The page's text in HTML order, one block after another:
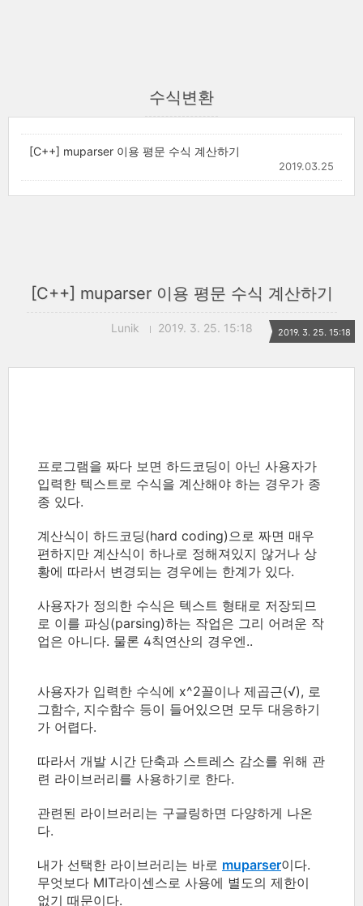
수식변환
[C++] muparser 이용 평문 수식 계산하기
2019.03.25
[C++] muparser 이용 평문 수식 계산하기
Lunik 2019. 3. 25. 15:18 2019. 3. 25. 15:18
프로그램을 짜다 보면 하드코딩이 아닌 사용자가
입력한 텍스트로 수식을 계산해야 하는 경우가 종
종 있다.
계산식이 하드코딩(hard coding)으로 짜면 매우
편하지만 계산식이 하나로 정해져있지 않거나 상
황에 따라서 변경되는 경우에는 한계가 있다.
사용자가 정의한 수식은 텍스트 형태로 저장되므
로 이를 파싱(parsing)하는 작업은 그리 어려운 작
업은 아니다. 물론 4칙연산의 경우엔..
사용자가 입력한 수식에 x^2꼴이나 제곱근(√), 로
그함수, 지수함수 등이 들어있으면 모두 대응하기
가 어렵다.
따라서 개발 시간 단축과 스트레스 감소를 위해 관
련 라이브러리를 사용하기로 한다.
관련된 라이브러리는 구글링하면 다양하게 나온
다.
내가 선택한 라이브러리는 바로 muparser이다.
무엇보다 MIT라이센스로 사용에 별도의 제한이
없기 때문이다.